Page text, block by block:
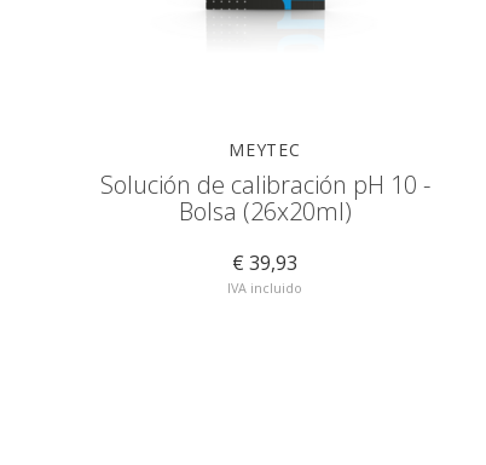
MEYTEC
Solución de calibración pH 10 -
Bolsa (26x20ml)
€ 39,93
IVA incluido